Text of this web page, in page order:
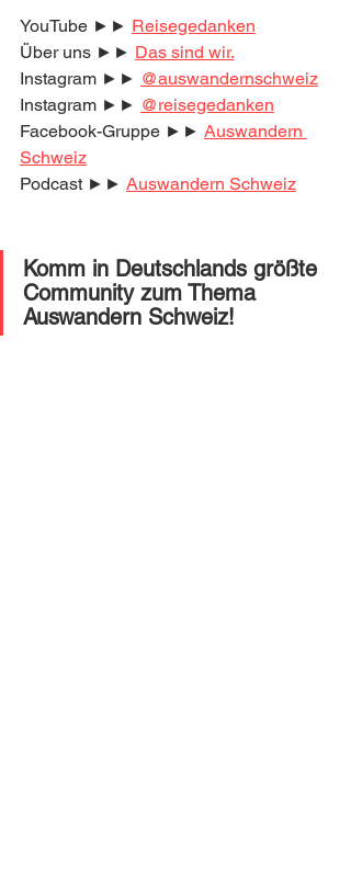
YouTube ►► Reisegedanken
Über uns ►► Das sind wir.
Instagram ►► @auswandernschweiz
Instagram ►► @reisegedanken
Facebook-Gruppe ►► Auswandern
Schweiz
Podcast ►► Auswandern Schweiz
Komm in Deutschlands größte
Community zum Thema
Auswandern Schweiz!